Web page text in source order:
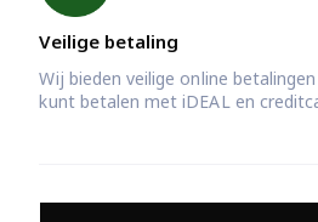
Veilige betaling
Wij bieden veilige online
kunt betalen met iDEAL en